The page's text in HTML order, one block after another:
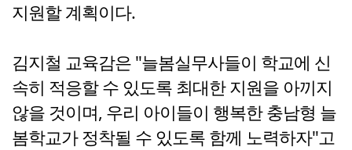
지원할 계획이다.
김지철 교육감은 "늘봄실무사들이 학교에 신
속히 적응할 수 있도록 최대한 지원을 아끼지
않을 것이며, 우리 아이들이 행복한 충남형 늘
봄학교가 정착될 수 있도록 함께 노력하자"고